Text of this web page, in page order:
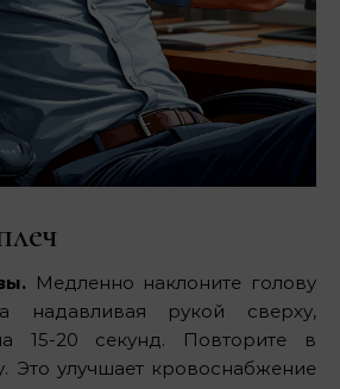
Медленно наклоните голову
надавливая рукой сверху,
15-20 секунд. Повторите в
Это улучшает кровоснабжение